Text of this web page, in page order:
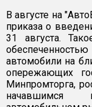
В августе на
приказа о
31 августа.
автомобили на
опережающих
Минпромторга,
начавшимся